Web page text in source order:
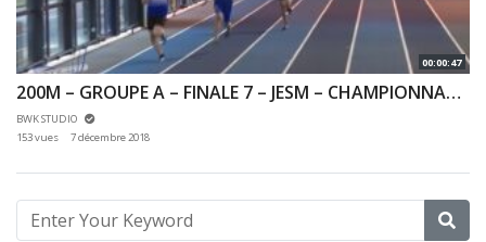
00:00:47
200M – GROUPE A – FINALE 7 – JESM – CHAMPIONNAT 92 & 78 INDOOR 02/12/2018 – EAUBONNE
BWK STUDIO
153 vues
7 décembre 2018